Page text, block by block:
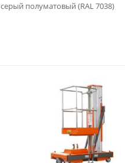
серый полуматовый (RAL 7038)